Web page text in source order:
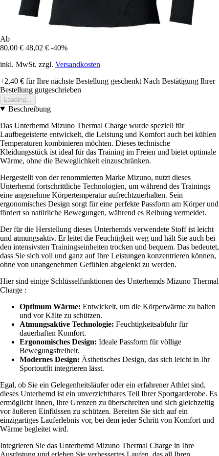
Ab
80,00 € 48,02 € -40%
inkl. MwSt. zzgl. Versandkosten
+2,40 € für Ihre nächste Bestellung geschenkt Nach Bestätigung Ihrer
Bestellung gutgeschrieben
Loading...
Beschreibung
Das Unterhemd Mizuno Thermal Charge wurde speziell für
Laufbegeisterte entwickelt, die Leistung und Komfort auch bei kühlen
Temperaturen kombinieren möchten. Dieses technische
Kleidungsstück ist ideal für das Training im Freien und bietet optimale
Wärme, ohne die Beweglichkeit einzuschränken.
Hergestellt von der renommierten Marke Mizuno, nutzt dieses
Unterhemd fortschrittliche Technologien, um während des Trainings
eine angenehme Körpertemperatur aufrechtzuerhalten. Sein
ergonomisches Design sorgt für eine perfekte Passform am Körper und
fördert so natürliche Bewegungen, während es Reibung vermeidet.
Der für die Herstellung dieses Unterhemds verwendete Stoff ist leicht
und atmungsaktiv. Er leitet die Feuchtigkeit weg und hält Sie auch bei
den intensivsten Trainingseinheiten trocken und bequem. Das bedeutet,
dass Sie sich voll und ganz auf Ihre Leistungen konzentrieren können,
ohne von unangenehmen Gefühlen abgelenkt zu werden.
Hier sind einige Schlüsselfunktionen des Unterhemds Mizuno Thermal
Charge :
Optimum Wärme: Entwickelt, um die Körperwärme zu halten
und vor Kälte zu schützen.
Atmungsaktive Technologie: Feuchtigkeitsabfuhr für
dauerhaften Komfort.
Ergonomisches Design: Ideale Passform für völlige
Bewegungsfreiheit.
Modernes Design: Ästhetisches Design, das sich leicht in Ihr
Sportoutfit integrieren lässt.
Egal, ob Sie ein Gelegenheitsläufer oder ein erfahrener Athlet sind,
dieses Unterhemd ist ein unverzichtbares Teil Ihrer Sportgarderobe. Es
ermöglicht Ihnen, Ihre Grenzen zu überschreiten und sich gleichzeitig
vor äußeren Einflüssen zu schützen. Bereiten Sie sich auf ein
einzigartiges Lauferlebnis vor, bei dem jeder Schritt von Komfort und
Wärme begleitet wird.
Integrieren Sie das Unterhemd Mizuno Thermal Charge in Ihre
Ausrüstung und erleben Sie verbessertes Laufen, das all Ihren